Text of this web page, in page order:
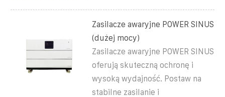
Zasilacze awaryjne POWER SINUS
(dużej mocy)
Zasilacze awaryjne POWER SINUS
oferują skuteczną ochronę i
wysoką wydajność. Postaw na
stabilne zasilanie i